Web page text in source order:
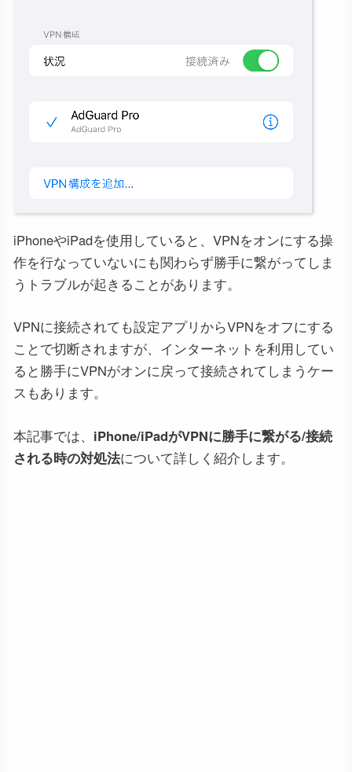
iPhoneやiPadを使用していると、VPNをオンにする操
作を行なっていないにも関わらず勝手に繋がってしま
うトラブルが起きることがあります。
VPNに接続されても設定アプリからVPNをオフにする
ことで切断されますが、インターネットを利用してい
ると勝手にVPNがオンに戻って接続されてしまうケー
スもあります。
本記事では、 iPhone/iPadがVPNに勝手に繋がる/接続
される時の対処法について詳しく紹介します。